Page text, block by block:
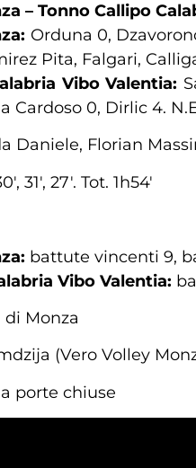
– Tonno Callipo
Orduna 0,
Pita, Falgari,
Vibo Valentia:
Cardoso 0, Dirlic 4.
Daniele, Florian
31′, 27′. Tot. 1h54′
battute vincenti 9,
Vibo Valentia:
di Monza
(Vero Volley
porte chiuse